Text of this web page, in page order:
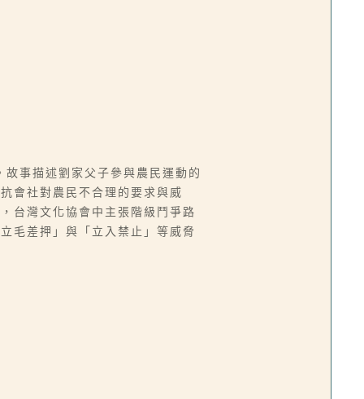
事描述劉家父子參與農民運動的
會社對農民不合理的要求與威
台灣文化協會中主張階級鬥爭路
毛差押」與「立入禁止」等威脅